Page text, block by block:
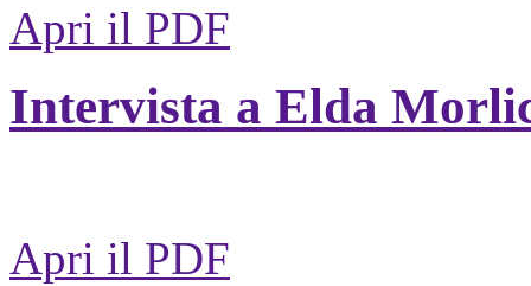
Apri il PDF
Intervista a Elda
Apri il PDF